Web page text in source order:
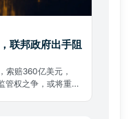
联邦政府出手阻
索赔360亿美元，
管权之争，或将重塑